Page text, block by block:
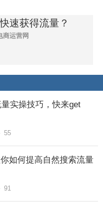
速获得流量？
商运营网
实操技巧，快来get
55
如何提高自然搜索流量
91